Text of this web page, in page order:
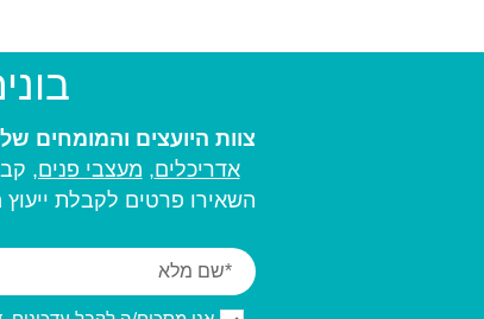
צוות היועצים והמומחים של arcdb יעזור לכם למצוא את בעל המקצוע המתאים ביותר עבורכם:
אדריכלים, מעצבי פנים,
השאירו פרטים לקבלת